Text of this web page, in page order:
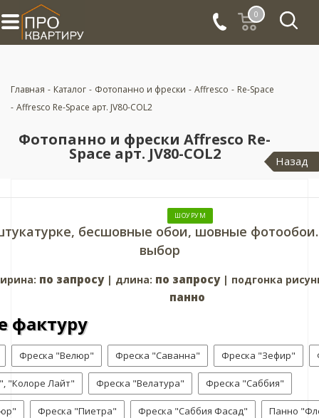
0
Главная - Каталог - Фотопанно и фрески - Affresco - Re-Space
- Affresco Re-Space арт. JV80-COL2
Фотопанно и фрески Affresco Re-
Space арт. JV80-COL2 Назад
ШОУРУМ
бесшовные обои, шовные
выбор
по запросу| длина: по запросу| подгонка
панно
фактуру
Фреска "Велюр" Фреска "Саванна" Фреска "Зефир"
"Колоре Лайт" Фреска "Велатура" Фреска "Саббия"
Фреска "Пиетра" Фреска "Саббия Фасад" Панно